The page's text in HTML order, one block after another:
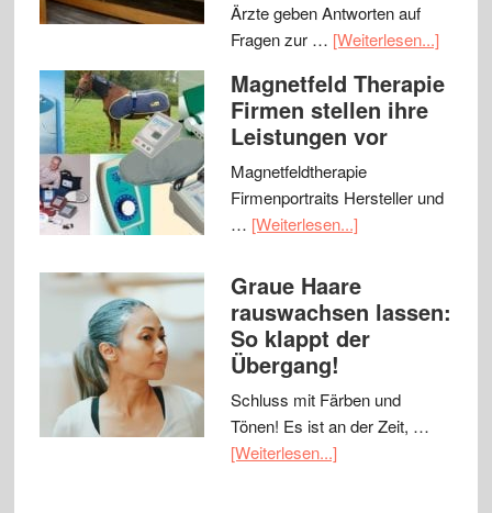
Ärzte geben Antworten auf
Fragen zur … [Weiterlesen...]
Magnetfeld Therapie
Firmen stellen ihre
Leistungen vor
Magnetfeldtherapie
Firmenportraits Hersteller und
… [Weiterlesen...]
Graue Haare
rauswachsen lassen:
So klappt der
Übergang!
Schluss mit Färben und
Tönen! Es ist an der Zeit, …
[Weiterlesen...]